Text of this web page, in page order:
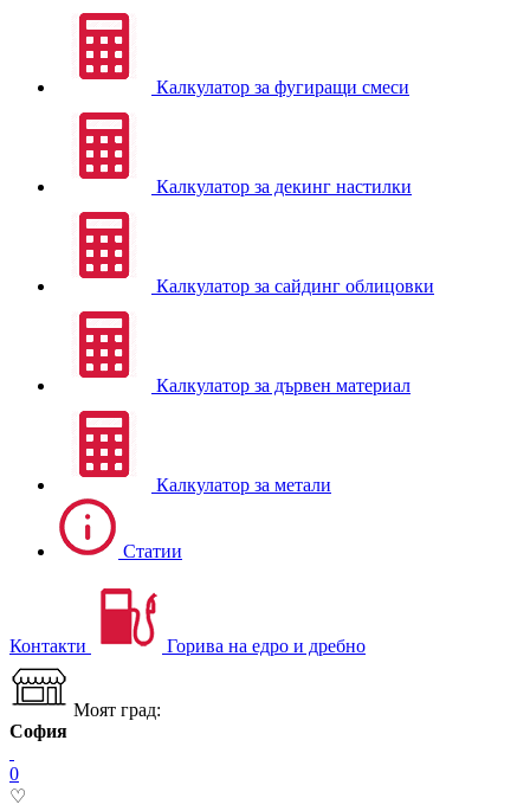
Калкулатор за фугиращи смеси
Калкулатор за декинг настилки
Калкулатор за сайдинг облицовки
Калкулатор за дървен материал
Калкулатор за метали
Статии
Контакти Горива на едро и дребно
Моят град:
София
0
♡